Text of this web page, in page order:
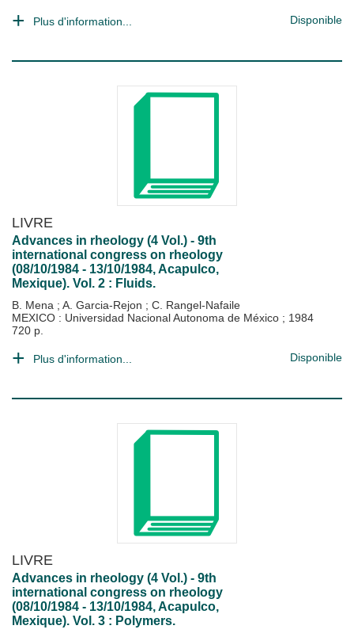
Plus d'information... Disponible
LIVRE
Advances in rheology (4 Vol.) - 9th
international congress on rheology
(08/10/1984 - 13/10/1984, Acapulco,
Mexique). Vol. 2 : Fluids.
B. Mena ; A. Garcia-Rejon ; C. Rangel-Nafaile
MEXICO : Universidad Nacional Autonoma de México ; 1984
720 p.
Plus d'information... Disponible
LIVRE
Advances in rheology (4 Vol.) - 9th
international congress on rheology
(08/10/1984 - 13/10/1984, Acapulco,
Mexique). Vol. 3 : Polymers.